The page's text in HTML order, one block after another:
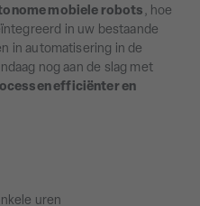
mobiele robots , hoe
in uw bestaande
in automatisering in de
nog aan de slag met
efficiënter en
uren